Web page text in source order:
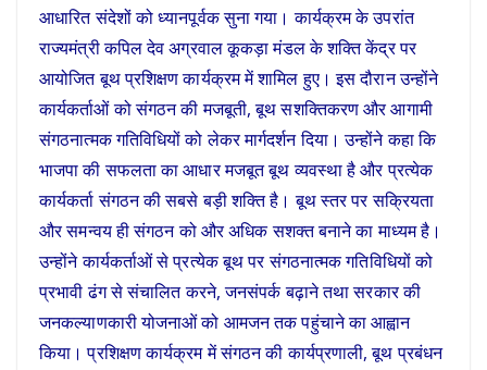
आधारित संदेशों को ध्यानपूर्वक सुना गया। कार्यक्रम के उपरांत
राज्यमंत्री कपिल देव अग्रवाल कूकड़ा मंडल के शक्ति केंद्र पर
आयोजित बूथ प्रशिक्षण कार्यक्रम में शामिल हुए। इस दौरान उन्होंने
कार्यकर्ताओं को संगठन की मजबूती, बूथ सशक्तिकरण और आगामी
संगठनात्मक गतिविधियों को लेकर मार्गदर्शन दिया। उन्होंने कहा कि
भाजपा की सफलता का आधार मजबूत बूथ व्यवस्था है और प्रत्येक
कार्यकर्ता संगठन की सबसे बड़ी शक्ति है। बूथ स्तर पर सक्रियता
और समन्वय ही संगठन को और अधिक सशक्त बनाने का माध्यम है।
उन्होंने कार्यकर्ताओं से प्रत्येक बूथ पर संगठनात्मक गतिविधियों को
प्रभावी ढंग से संचालित करने, जनसंपर्क बढ़ाने तथा सरकार की
जनकल्याणकारी योजनाओं को आमजन तक पहुंचाने का आह्वान
किया। प्रशिक्षण कार्यक्रम में संगठन की कार्यप्रणाली, बूथ प्रबंधन